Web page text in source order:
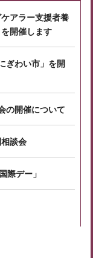
アラー支援者養
開催します
ぎわい市」を開
の開催について
談会
際デー」